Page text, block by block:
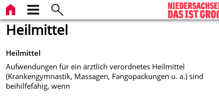
Heilmittel
Heilmittel
Aufwendungen für ein ärztlich verordnetes Heilmittel
(Krankengymnastik, Massagen, Fangopackungen u. a.) sind
beihilfefähig, wenn